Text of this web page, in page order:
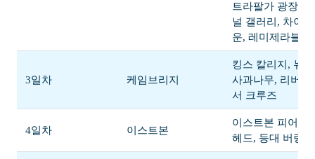
트라팔가 광장,
널 갤러리, 차이
운, 레미제라블
3일차 케임브리지
킹스 칼리지, 뉴
사과나무, 리버
서 크루즈
4일차 이스트본
이스트본 피어,
헤드, 등대 버링